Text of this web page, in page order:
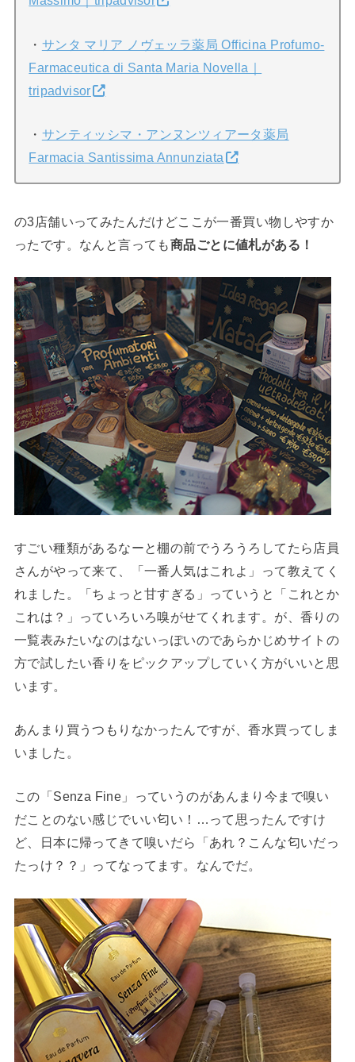
・ サンタ マリア ノヴェッラ薬局 Officina Profumo-
Farmaceutica di Santa Maria Novella｜
tripadvisor
・ サンティッシマ・アンヌンツィアータ薬局
Farmacia Santissima Annunziata
の3店舗いってみたんだけどここが一番買い物しやすか
ったです。なんと言っても商品ごとに値札がある！
すごい種類があるなーと棚の前でうろうろしてたら店員
さんがやって来て、「一番人気はこれよ」って教えてく
れました。「ちょっと甘すぎる」っていうと「これとか
これは？」っていろいろ嗅がせてくれます。が、香りの
一覧表みたいなのはないっぽいのであらかじめサイトの
方で試したい香りをピックアップしていく方がいいと思
います。
あんまり買うつもりなかったんですが、香水買ってしま
いました。
この「Senza Fine」っていうのがあんまり今まで嗅い
だことのない感じでいい匂い！…って思ったんですけ
ど、日本に帰ってきて嗅いだら「あれ？こんな匂いだっ
たっけ？？」ってなってます。なんでだ。